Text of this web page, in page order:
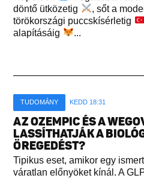
döntő ütközetig
, sőt a
törökországi puccskísérletig
alapításáig
...
TUDOMÁNY KEDD 18:31
AZ OZEMPIC ÉS A
LASSÍTHATJÁK A
ÖREGEDÉST?
Tipikus eset, amikor egy
váratlan előnyöket kínál. A